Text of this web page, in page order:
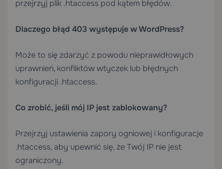
przejrzyj plik .htaccess pod kątem błędów.
Dlaczego błąd 403 występuje w WordPress?
Może to się zdarzyć z powodu nieprawidłowych
uprawnień, konfliktów wtyczek lub błędnych
konfiguracji .htaccess.
Co zrobić, jeśli mój IP jest zablokowany?
Przejrzyj ustawienia zapory ogniowej i konfiguracje
.htaccess, aby upewnić się, że Twój IP nie jest
ograniczony.